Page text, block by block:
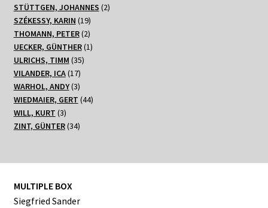
Produkte
STÜTTGEN, JOHANNES 22
SZÉKESSY, KARIN 1919
Produkte
THOMANN, PETER 22
Produkte
UECKER, GÜNTHER 11
ULRICHS, TIMM 3535
VILANDER, ICA 1717
Produkte
WARHOL, ANDY 33
Produkte
WIEDMAIER, GERT 4444
WILL, KURT 33
Produkte
ZINT, GÜNTER 3434
MULTIPLE BOX
Siegfried Sander